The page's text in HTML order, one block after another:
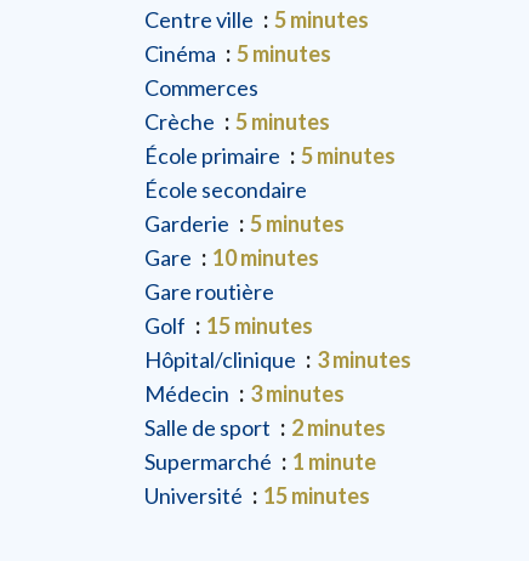
Centre ville
5 minutes
Cinéma
5 minutes
Commerces
Crèche
5 minutes
École primaire
5 minutes
École secondaire
Garderie
5 minutes
Gare
10 minutes
Gare routière
Golf
15 minutes
Hôpital/clinique
3 minutes
Médecin
3 minutes
Salle de sport
2 minutes
Supermarché
1 minute
Université
15 minutes